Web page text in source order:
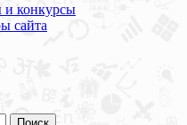
и конкурсы
сайта